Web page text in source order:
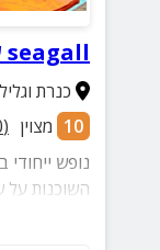
seagall עם בריכה מחוממת
כנרת
10 מצוין (
נופש
השוכנות
ייחודיות